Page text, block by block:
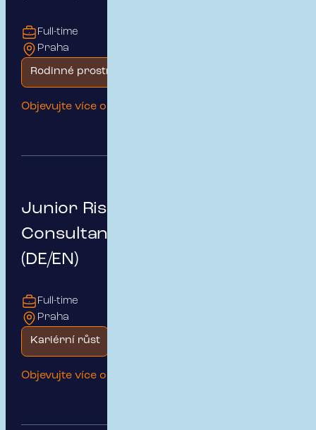
Full-time
Praha
Objevujte více o této pozici
Rodinné prostředí
Junior Risk & Insurance
Consultant – German Market
(DE/EN)
Full-time
Praha
Objevujte více o této pozici
Kariérní růst